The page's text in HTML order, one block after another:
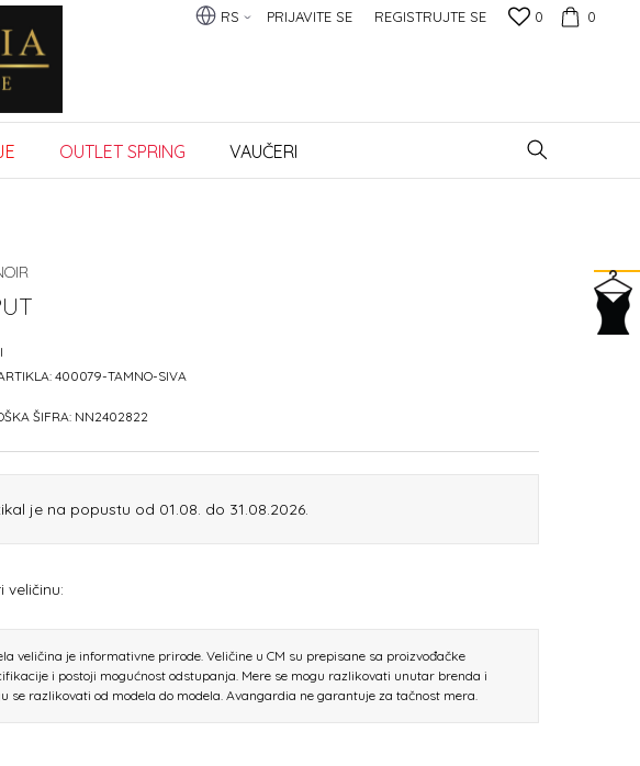
0
0
PRIJAVITE SE REGISTRUJTE SE
RS
OUTLET SPRING VAUČERI
400079-TAMNO-SIVA
ŠIFRA: NN2402822
je na popustu od 01.08. do 31.08.2026.
veličinu:
veličina je informativne prirode. Veličine u CM su prepisane sa proizvođačke
i postoji mogućnost odstupanja. Mere se mogu razlikovati unutar brenda i
se razlikovati od modela do modela. Avangardia ne garantuje za tačnost mera.